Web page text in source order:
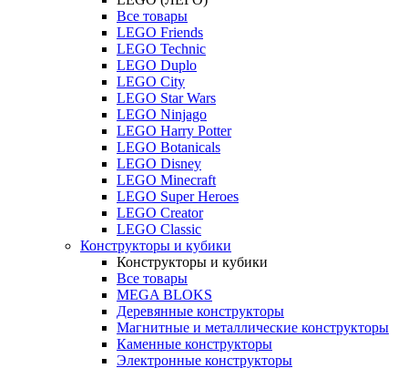
Все товары
LEGO Friends
LEGO Technic
LEGO Duplo
LEGO City
LEGO Star Wars
LEGO Ninjago
LEGO Harry Potter
LEGO Botanicals
LEGO Disney
LEGO Minecraft
LEGO Super Heroes
LEGO Creator
LEGO Classic
Конструкторы и кубики
Конструкторы и кубики
Все товары
MEGA BLOKS
Деревянные конструкторы
Магнитные и металлические конструкторы
Каменные конструкторы
Электронные конструкторы